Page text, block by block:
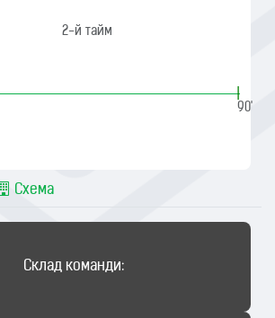
2-й тайм
|
90'
Схема
Склад команди: